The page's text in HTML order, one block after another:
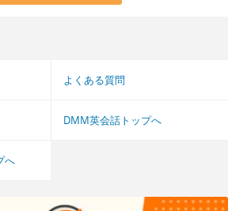
よくある質問
DMM英会話トップへ
へ